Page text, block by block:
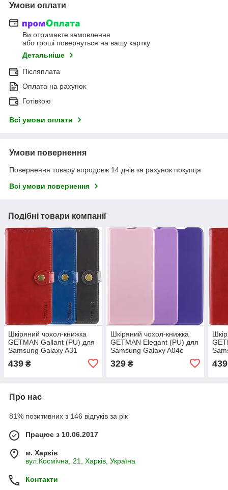
Умови оплати
Ви отримаєте замовлення
або гроші повернуться на вашу картку
Детальніше
Післяплата
Оплата на рахунок
Готівкою
Всі умови оплати
Умови повернення
Повернення товару впродовж 14 днів за рахунок покупця
Всі умови повернення
Подібні товари компанії
Шкіряний чохол-книжка
GETMAN Gallant (PU) для
Samsung Galaxy A31
439 ₴
Шкіряний чохол-книжка
GETMAN Elegant (PU) для
Samsung Galaxy A04e
329₴ 439
Про нас
81% позитивних з 146 відгуків за рік
Працює з 10.06.2017
м. Харків
вул.Космічна, 21, Харків, Україна
Контакти